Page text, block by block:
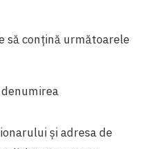
să conțină următoarele
și adresa de